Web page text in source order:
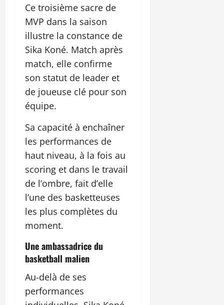
Ce troisième sacre de
MVP dans la saison
illustre la constance de
Sika Koné. Match après
match, elle confirme
son statut de leader et
de joueuse clé pour son
équipe.
Sa capacité à enchaîner
les performances de
haut niveau, à la fois au
scoring et dans le travail
de l’ombre, fait d’elle
l’une des basketteuses
les plus complètes du
moment.
Une ambassadrice du
basketball malien
Au-delà de ses
performances